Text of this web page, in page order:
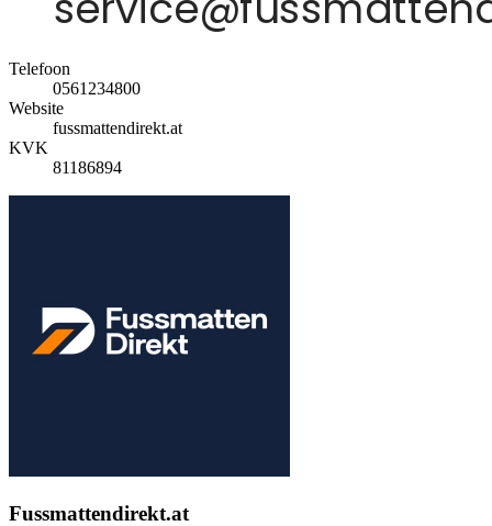
Telefoon
0561234800
Website
fussmattendirekt.at
KVK
81186894
Fussmattendirekt.at